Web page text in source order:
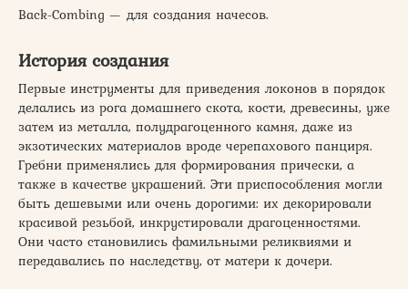
Back-Combing — для создания начесов.
История создания
Первые инструменты для приведения локонов в порядок
делались из рога домашнего скота, кости, древесины, уже
затем из металла, полудрагоценного камня, даже из
экзотических материалов вроде черепахового панциря.
Гребни применялись для формирования прически, а
также в качестве украшений. Эти приспособления могли
быть дешевыми или очень дорогими: их декорировали
красивой резьбой, инкрустировали драгоценностями.
Они часто становились фамильными реликвиями и
передавались по наследству, от матери к дочери.